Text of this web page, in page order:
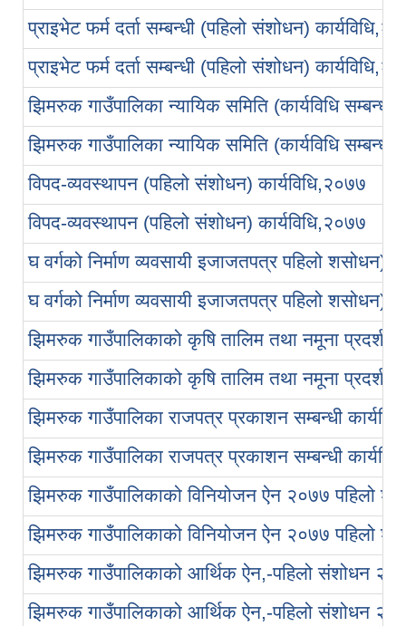
प्राइभेट फर्म दर्ता सम्बन्धी (पहिलो संशोधन)
प्राइभेट फर्म दर्ता सम्बन्धी (पहिलो संशोधन)
झिमरुक गाउँपालिका न्यायिक समिति (कार्यविधि
झिमरुक गाउँपालिका न्यायिक समिति (कार्यविधि
विपद-व्यवस्थापन (पहिलो संशोधन) कार्यविधि,२०७७
विपद-व्यवस्थापन (पहिलो संशोधन) कार्यविधि,२०७७
घ वर्गको निर्माण व्यवसायी इजाजतपत्र पहिलो शसोधन)
घ वर्गको निर्माण व्यवसायी इजाजतपत्र पहिलो शसोधन)
झिमरुक गाउँपालिकाको कृषि तालिम तथा नमूना
झिमरुक गाउँपालिकाको कृषि तालिम तथा नमूना
झिमरुक गाउँपालिका राजपत्र प्रकाशन सम्बन्धी
झिमरुक गाउँपालिका राजपत्र प्रकाशन सम्बन्धी
झिमरुक गाउँपालिकाको विनियोजन ऐन २०७७ पहिलो
झिमरुक गाउँपालिकाको विनियोजन ऐन २०७७ पहिलो
झिमरुक गाउँपालिकाको आर्थिक ऐन,-पहिलो संशोधन
झिमरुक गाउँपालिकाको आर्थिक ऐन,-पहिलो संशोधन